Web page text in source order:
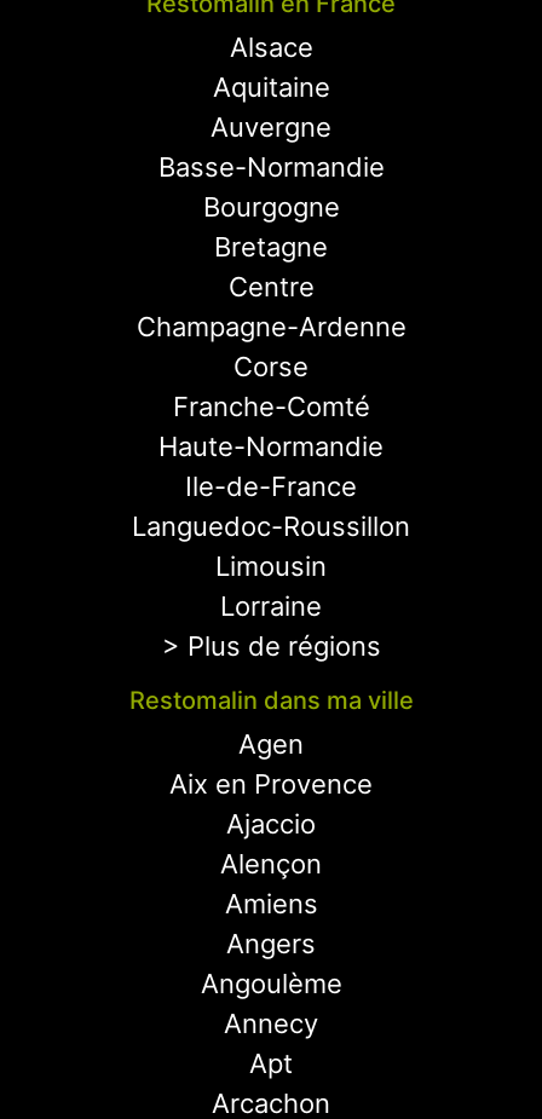
Alsace
Aquitaine
Auvergne
Basse-Normandie
Bourgogne
Bretagne
Centre
Champagne-Ardenne
Corse
Franche-Comté
Haute-Normandie
Ile-de-France
Languedoc-Roussillon
Limousin
Lorraine
> Plus de régions
Restomalin dans ma ville
Agen
Aix en Provence
Ajaccio
Alençon
Amiens
Angers
Angoulème
Annecy
Apt
Arcachon